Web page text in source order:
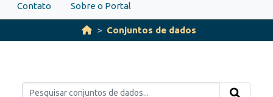
Contato Sobre o Portal
Conjuntos de dados